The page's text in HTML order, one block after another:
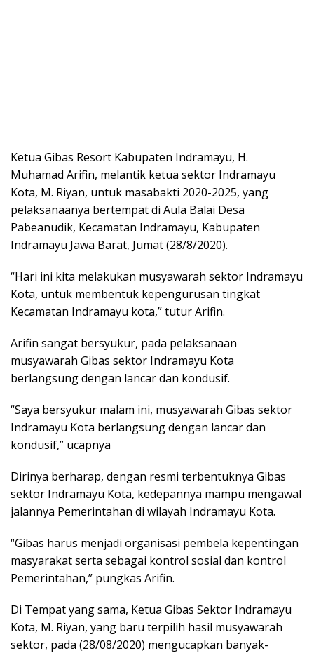
Ketua Gibas Resort Kabupaten Indramayu, H.
Muhamad Arifin, melantik ketua sektor Indramayu
Kota, M. Riyan, untuk masabakti 2020-2025, yang
pelaksanaanya bertempat di Aula Balai Desa
Pabeanudik, Kecamatan Indramayu, Kabupaten
Indramayu Jawa Barat, Jumat (28/8/2020).
“Hari ini kita melakukan musyawarah sektor Indramayu
Kota, untuk membentuk kepengurusan tingkat
Kecamatan Indramayu kota,” tutur Arifin.
Arifin sangat bersyukur, pada pelaksanaan
musyawarah Gibas sektor Indramayu Kota
berlangsung dengan lancar dan kondusif.
“Saya bersyukur malam ini, musyawarah Gibas sektor
Indramayu Kota berlangsung dengan lancar dan
kondusif,” ucapnya
Dirinya berharap, dengan resmi terbentuknya Gibas
sektor Indramayu Kota, kedepannya mampu mengawal
jalannya Pemerintahan di wilayah Indramayu Kota.
“Gibas harus menjadi organisasi pembela kepentingan
masyarakat serta sebagai kontrol sosial dan kontrol
Pemerintahan,” pungkas Arifin.
Di Tempat yang sama, Ketua Gibas Sektor Indramayu
Kota, M. Riyan, yang baru terpilih hasil musyawarah
sektor, pada (28/08/2020) mengucapkan banyak-